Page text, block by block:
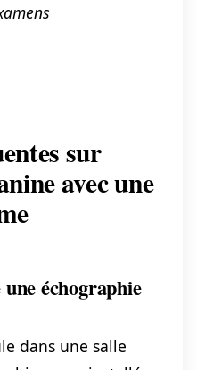
sur
avec une
échographie
dans une salle